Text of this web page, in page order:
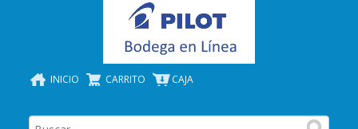
INICIO CARRITO CAJA